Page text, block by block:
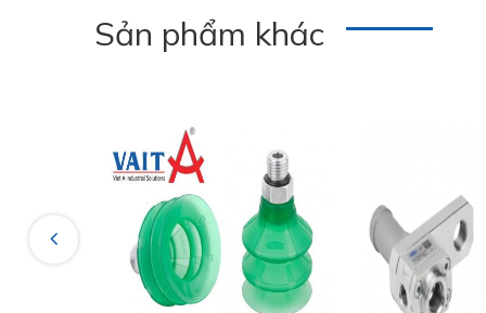
Nipple material: Aluminium Vacuum
Sản phẩm khác
Previous